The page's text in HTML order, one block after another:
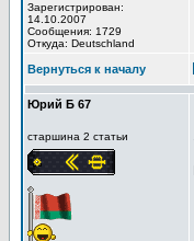
Зарегистрирован:
14.10.2007
Сообщения: 1729
Откуда: Deutschland
Вернуться к началу
Юрий Б 67
старшина 2 статьи